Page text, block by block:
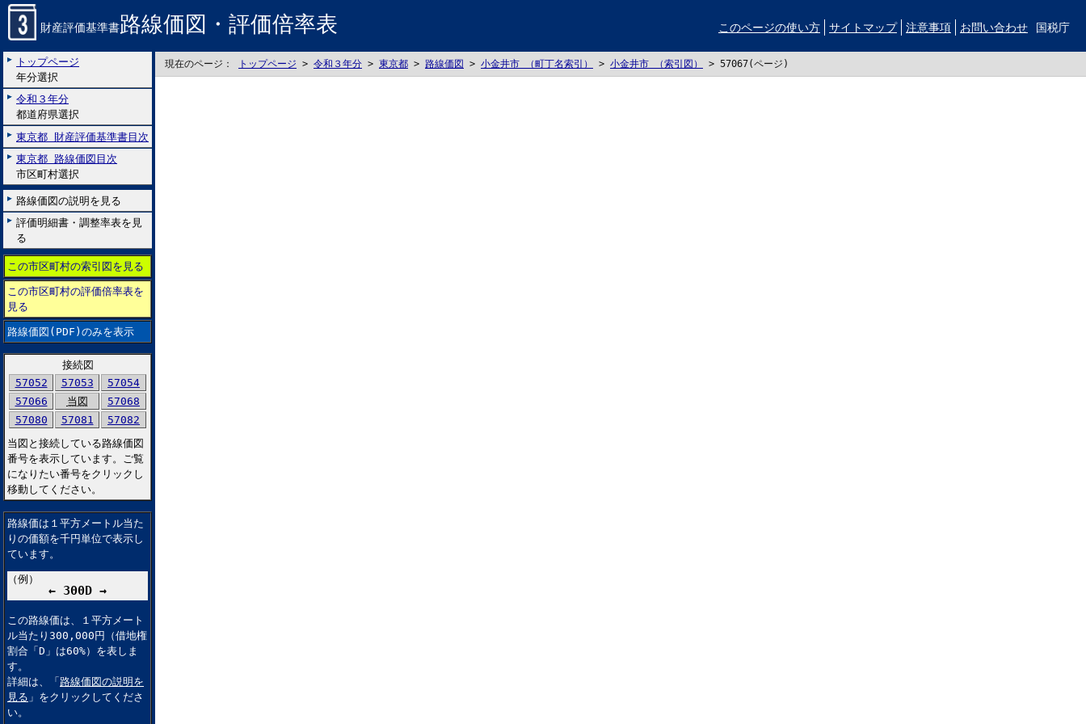
財産評価基準書路線価図・評価倍率表 このページの使い方 サイトマップ 注意事項 お問い合わせ 国税庁
トップページ
年分選択
令和３年分
都道府県選択
東京都 財産評価基準書目次
東京都 路線価図目次
市区町村選択
路線価図の説明を見る
評価明細書・調整率表を見
る
この市区町村の索引図を見る
この市区町村の評価倍率表を
見る
路線価図(PDF)のみを表示
接続図
57052
57053
57054
57066
当図
57068
57080
57081
57082
当図と接続している路線価図
番号を表示しています。ご覧
になりたい番号をクリックし
移動してください。
路線価は１平方メートル当た
りの価額を千円単位で表示し
ています。
（例）
← 300D →
この路線価は、１平方メート
ル当たり300,000円（借地権
割合「D」は60%）を表しま
す。
詳細は、「 路線価図の説明を
見る 」をクリックしてくださ
い。
現在のページ： トップページ > 令和３年分 > 東京都 > 路線価図 > 小金井市 （町丁名索引） > 小金井市 （索引図） > 57067(ページ)